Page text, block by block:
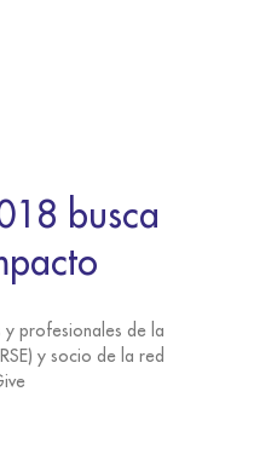
busca
y profesionales de la
y socio de la red